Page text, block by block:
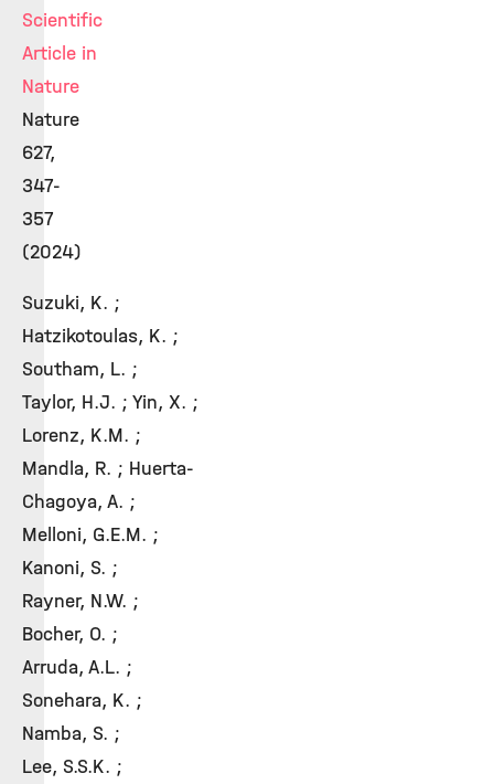
Scientific
Article in
Nature
Nature
627,
347-
357
(2024)
Suzuki, K. ;
Hatzikotoulas, K. ;
Southam, L. ;
Taylor, H.J. ; Yin, X. ;
Lorenz, K.M. ;
Mandla, R. ; Huerta-
Chagoya, A. ;
Melloni, G.E.M. ;
Kanoni, S. ;
Rayner, N.W. ;
Bocher, O. ;
Arruda, A.L. ;
Sonehara, K. ;
Namba, S. ;
Lee, S.S.K. ;